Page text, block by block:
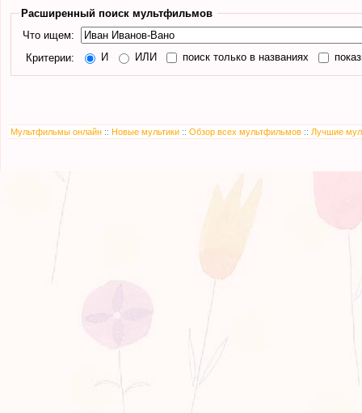
Расширенный поиск мультфильмов
Что ищем:
Критерии:
И ИЛИ поиск только в названиях
Мультфильмы онлайн :: Новые мультики :: Обзор всех мультфильмов :: Лучшие